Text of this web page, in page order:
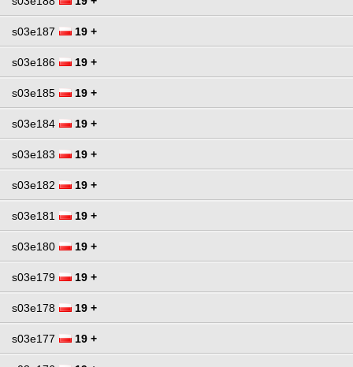
s03e187 19 +
s03e186 19 +
s03e185 19 +
s03e184 19 +
s03e183 19 +
s03e182 19 +
s03e181 19 +
s03e180 19 +
s03e179 19 +
s03e178 19 +
s03e177 19 +